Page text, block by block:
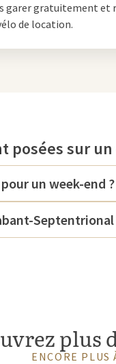
garer gratuitement
de location.
posées sur
un week-end ?
Septentrional
plus
ENCORE PLUS